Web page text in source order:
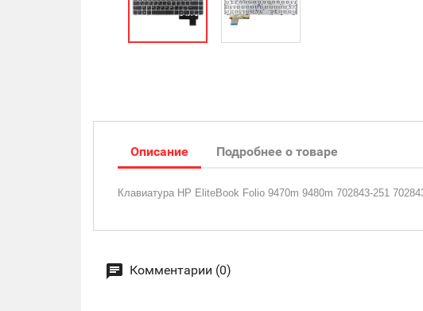
Описание Подробнее о товаре
Клавиатура HP EliteBook Folio 9470m 9480m 702843-251
Комментарии (0)